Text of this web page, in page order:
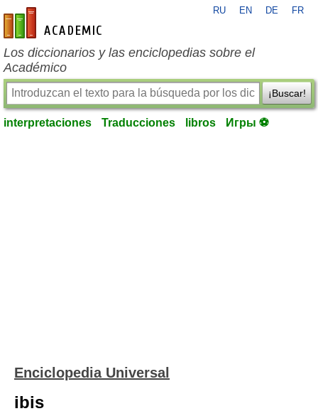
es-academic.com
RU EN DE FR
Los diccionarios y las enciclopedias sobre el
Académico
¡Buscar!
interpretaciones Traducciones libros Игры ⚽
Enciclopedia Universal
ibis